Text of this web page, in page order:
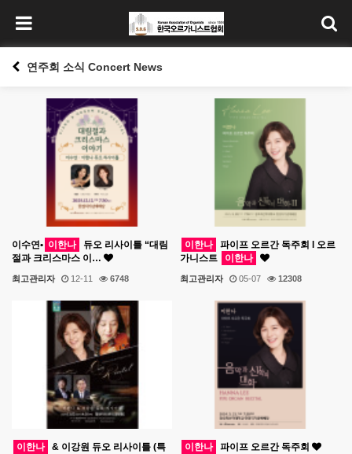
연주회 소식 Concert News
이수연• 이한나
듀오 리사이틀 “대림
절과 크리스마스 이…
최고관리자 12-11 6748
이한나
파이프 오르간 독주회 l 오르
가니스트
이한나
최고관리자 05-07 12308
이한나
& 이강원 듀오 리사이틀 (특
이한나 파이프 오르간 독주회